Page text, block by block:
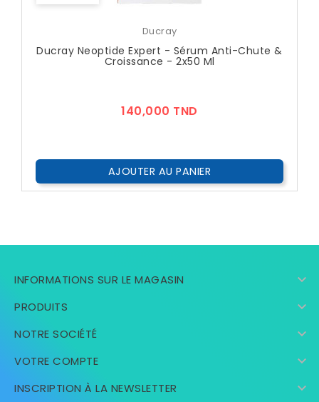
Ducray
Ducray Neoptide Expert - Sérum Anti-Chute &
Croissance - 2x50 Ml
140,000 TND
AJOUTER AU PANIER
INFORMATIONS SUR LE MAGASIN 
PRODUITS 
NOTRE SOCIÉTÉ 
VOTRE COMPTE 
INSCRIPTION À LA NEWSLETTER 